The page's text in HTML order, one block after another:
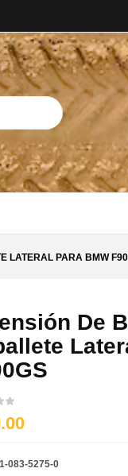
LATERAL PARA BMW
De
083-5275-0